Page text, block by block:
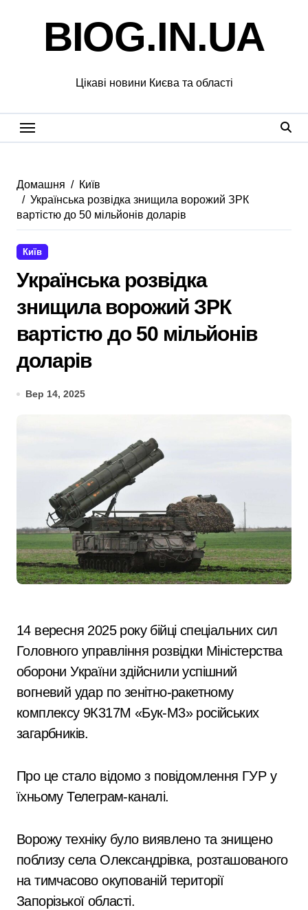
BIOG.IN.UA
Цікаві новини Києва та області
Домашня
Київ
Українська розвідка знищила ворожий ЗРК
вартістю до 50 мільйонів доларів
Київ
Українська розвідка
знищила ворожий ЗРК
вартістю до 50 мільйонів
доларів
Вер 14, 2025
14 вересня 2025 року бійці спеціальних сил
Головного управління розвідки Міністерства
оборони України здійснили успішний
вогневий удар по зенітно-ракетному
комплексу 9К317М «Бук-М3» російських
загарбників.
Про це стало відомо з повідомлення ГУР у
їхньому Телеграм-каналі.
Ворожу техніку було виявлено та знищено
поблизу села Олександрівка, розташованого
на тимчасово окупованій території
Запорізької області.